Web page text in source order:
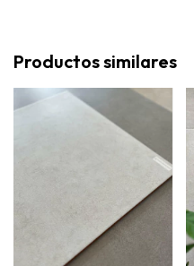
Productos similares